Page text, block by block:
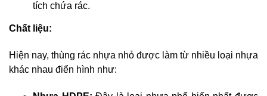
tích chứa rác.
Chất liệu:
Hiện nay, thùng rác nhựa nhỏ được làm từ nhiều loại nhựa
khác nhau điển hình như: